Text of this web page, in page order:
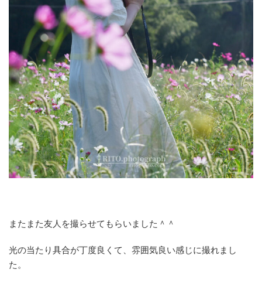
またまた友人を撮らせてもらいました＾＾
光の当たり具合が丁度良くて、雰囲気良い感じに撮れまし
た。